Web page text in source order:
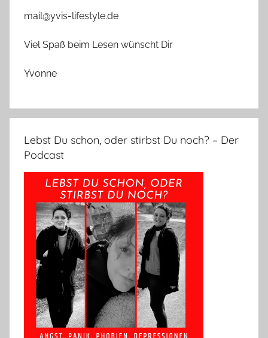
mail@yvis-lifestyle.de
Viel Spaß beim Lesen wünscht Dir
Yvonne
Lebst Du schon, oder stirbst Du noch? – Der
Podcast